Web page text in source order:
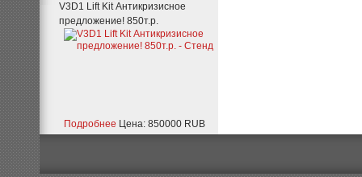
V3D1 Lift Kit Антикризисное
предложение! 850т.р.
Подробнее Цена: 850000 RUB